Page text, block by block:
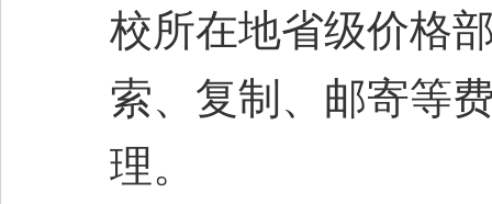
校所在地省级价格
索、复制、邮寄等
理。